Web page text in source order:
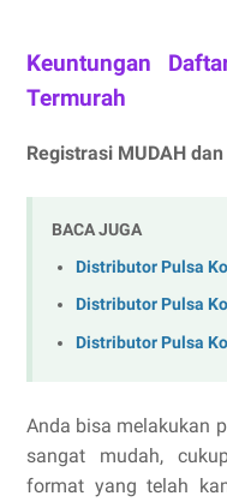
Keuntungan
Termurah
Registrasi MUDAH dan
BACA JUGA
Distributor Pulsa
Distributor Pulsa
Distributor Pulsa
Anda bisa melakukan
sangat mudah,
format yang telah